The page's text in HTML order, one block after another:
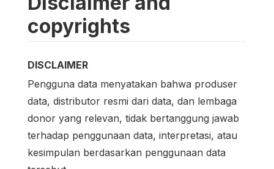
copyrights
DISCLAIMER
Pengguna data menyatakan bahwa produser
data, distributor resmi dari data, dan lembaga
donor yang relevan, tidak bertanggung jawab
terhadap penggunaan data, interpretasi, atau
kesimpulan berdasarkan penggunaan data